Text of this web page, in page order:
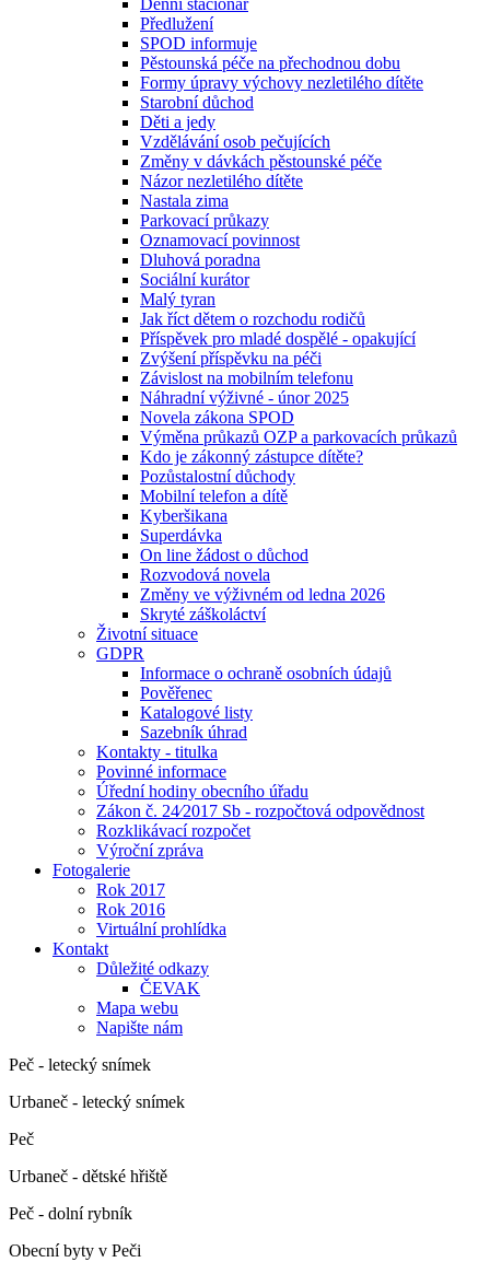
Předlužení
SPOD informuje
Pěstounská péče na přechodnou dobu
Formy úpravy výchovy nezletilého dítěte
Starobní důchod
Děti a jedy
Vzdělávání osob pečujících
Změny v dávkách pěstounské péče
Názor nezletilého dítěte
Nastala zima
Parkovací průkazy
Oznamovací povinnost
Dluhová poradna
Sociální kurátor
Malý tyran
Jak říct dětem o rozchodu rodičů
Příspěvek pro mladé dospělé - opakující
Zvýšení příspěvku na péči
Závislost na mobilním telefonu
Náhradní výživné - únor 2025
Novela zákona SPOD
Výměna průkazů OZP a parkovacích průkazů
Kdo je zákonný zástupce dítěte?
Pozůstalostní důchody
Mobilní telefon a dítě
Kyberšikana
Superdávka
On line žádost o důchod
Rozvodová novela
Změny ve výživném od ledna 2026
Skryté záškoláctví
Životní situace
GDPR
Informace o ochraně osobních údajů
Pověřenec
Katalogové listy
Sazebník úhrad
Kontakty - titulka
Povinné informace
Úřední hodiny obecního úřadu
Zákon č. 24⁄2017 Sb - rozpočtová odpovědnost
Rozklikávací rozpočet
Výroční zpráva
Fotogalerie
Rok 2017
Rok 2016
Virtuální prohlídka
Kontakt
Důležité odkazy
ČEVAK
Mapa webu
Napište nám
Peč - letecký snímek
Urbaneč - letecký snímek
Peč
Urbaneč - dětské hřiště
Peč - dolní rybník
Obecní byty v Peči